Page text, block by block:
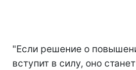
"Если решение о
вступит в силу, оно станет